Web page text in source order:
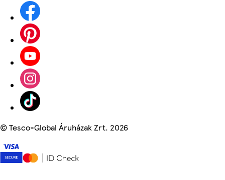
©Tesco-Global Áruházak Zrt. 2026